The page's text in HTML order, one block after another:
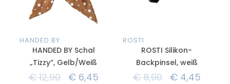
HANDED BY
HANDED BY Schal
„Tizzy“, Gelb/Weiß
€12,90 €6,45
ROSTI
ROSTI Silikon-
Backpinsel, weiß
€8,90 €4,45